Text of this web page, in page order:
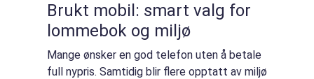
Brukt mobil: smart valg for
lommebok og miljø
Mange ønsker en god telefon uten å betale
full nypris. Samtidig blir flere opptatt av miljø